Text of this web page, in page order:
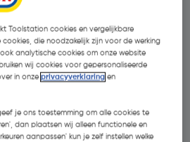
Toolstation cookies en vergelijkbare
die noodzakelijk zijn voor de werking
analytische cookies om onze website
wij cookies voor gepersonaliseerde
in onzeprivacyverklaring en
je ons toestemming om alle cookies te
dan plaatsen wij alleen functionele en
aanpassen' kun je zelf instellen welke